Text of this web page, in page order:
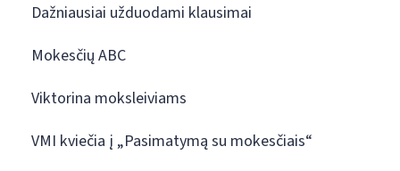
Dažniausiai užduodami klausimai
Mokesčių ABC
Viktorina moksleiviams
VMI kviečia į „Pasimatymą su mokesčiais“